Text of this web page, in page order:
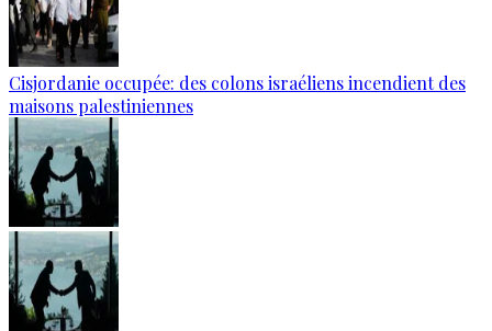
Cisjordanie occupée: des colons israéliens incendient des
maisons palestiniennes